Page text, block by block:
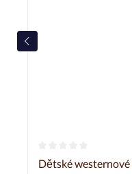
Průměrné
Dětské